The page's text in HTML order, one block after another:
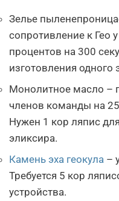
Зелье
сопротивление к Гео
процентов на 300
изготовления одного
Монолитное масло –
членов команды на
Нужен 1 кор ляпис
эликсира.
Камень эха геокула –
Требуется 5 кор
устройства.